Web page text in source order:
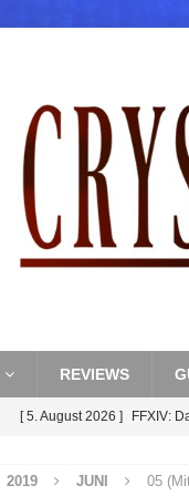
REVIEWS
[ 5. August 2026 ] FFXIV:
FFXIV:
2019 JUNI 05